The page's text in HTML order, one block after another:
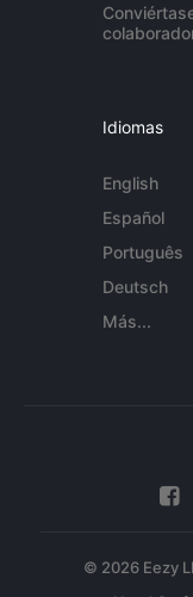
Idiomas
English
Español
Português
Deutsch
Más...
© 2026 Eezy